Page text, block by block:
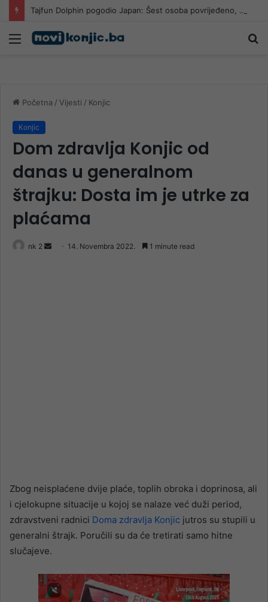
Tajfun Dolphin pogodio Japan: Šest osoba povrijeđeno, više od 50.000 objekata ostalo bez struje
Meni
Početna / Vijesti / Konjic
Konjic
Dom zdravlja Konjic od
danas u generalnom
štrajku: Dosta im je utrke za
plaćama
nk 2
Send 14. Novembra 2022. 1 minute read
Zbog neisplaćene dvije plaće, toplih obroka i doprinosa, ali
i cjelokupne situacije u kojoj se nalaze već duži period,
zdravstveni radnici Doma zdravlja Konjic jutros su stupili u
generalni štrajk. Poručili su da će tretirati samo hitne
slučajeve.